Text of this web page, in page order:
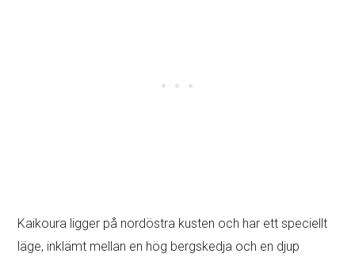
Kaikoura ligger på nordöstra kusten och har ett speciellt
läge, inklämt mellan en hög bergskedja och en djup